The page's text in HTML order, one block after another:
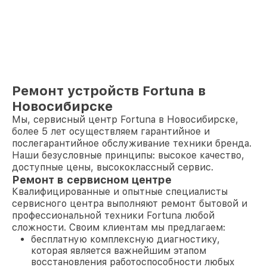
Ремонт устройств Fortuna в
Новосибирске
Мы, сервисный центр Fortuna в Новосибирске,
более 5 лет осуществляем гарантийное и
послегарантийное обслуживание техники бренда.
Наши безусловные принципы: высокое качество,
доступные цены, высококлассный сервис.
Ремонт в сервисном центре
Квалифицированные и опытные специалисты
сервисного центра выполняют ремонт бытовой и
профессиональной техники Fortuna любой
сложности. Своим клиентам мы предлагаем:
бесплатную комплексную диагностику,
которая является важнейшим этапом
восстановления работоспособности любых